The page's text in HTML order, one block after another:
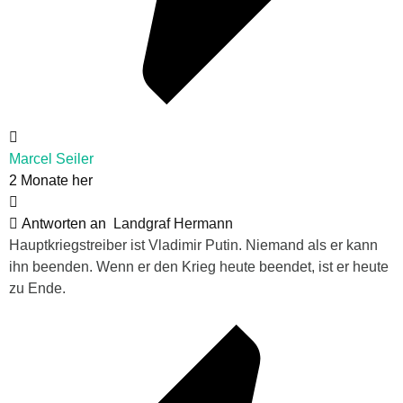
Marcel Seiler
2 Monate her
Antworten an
Landgraf Hermann
Hauptkriegstreiber ist Vladimir Putin. Niemand als er kann
ihn beenden. Wenn er den Krieg heute beendet, ist er heute
zu Ende.